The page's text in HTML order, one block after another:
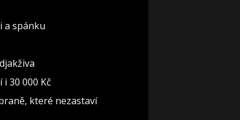
a spánku
30 000 Kč
které nezastaví